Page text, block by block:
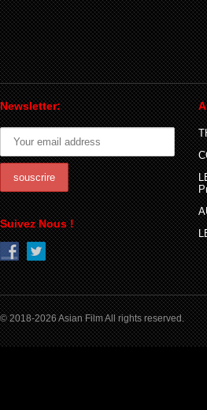
Newsletter:
Suivez Nous !
© 2018-2026 Asian Film All rights reserved.